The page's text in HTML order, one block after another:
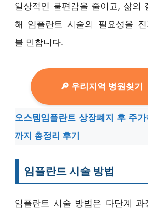
일상적인 불편감을 줄이고, 삶의
해 임플란트 시술의 필요성을 진
볼 만합니다.
🔎 우리지역 병원찾기
오스템임플란트 상장폐지 후 주
까지 총정리 후기
임플란트 시술 방법
임플란트 시술 방법은 다단계 과